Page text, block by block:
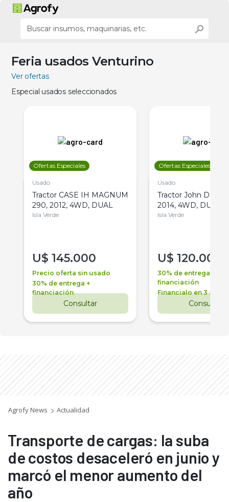
Feria usados Venturino
Ver ofertas
Especial usados seleccionados
Ofertas Especiales
Usado
Tractor CASE IH MAGNUM
290, 2012, 4WD, DUAL
Isla Verde
U$ 145.000
Precio oferta sin usado
30% de entrega +
financiación
Consultar
Ofertas Especiales
Usado
Tractor John Deere
2014, 4WD, DUAL
Isla Verde
U$ 120.000
30% de entrega +
financiación
Financialo en 3 años
Consultar
Agrofy News Actualidad
Transporte de cargas: la suba
de costos desaceleró en junio y
marcó el menor aumento del
año